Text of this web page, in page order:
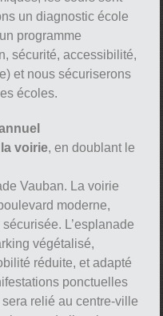
un diagnostic école
programme
sécurité, accessibilité,
et nous sécuriserons
écoles.
voirie, en doublant le
Vauban. La voirie
moderne,
L’esplanade
végétalisé,
réduite, et adapté
ponctuelles
relié au centre-ville